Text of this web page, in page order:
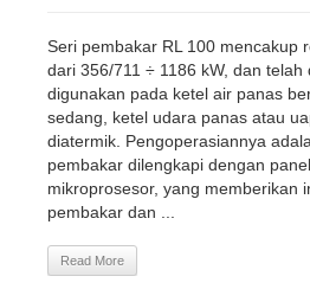
Seri pembakar RL 100 mencakup
dari 356/711 ÷ 1186 kW, dan telah
digunakan pada ketel air panas
sedang, ketel udara panas atau
diatermik. Pengoperasiannya
pembakar dilengkapi dengan
mikroprosesor, yang memberikan
pembakar dan ...
Read More